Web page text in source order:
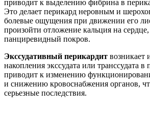
приводит к выделению фибрина в
Это делает перикард неровным и
болевые ощущения при движении его
произойти отложение кальция на сердце,
панциревидный покров.
Экссудативный перикардит возникает
накопления экссудата или транссудата в
приводит к изменению
и снижению кровоснабжения органов,
серьезные последствия.